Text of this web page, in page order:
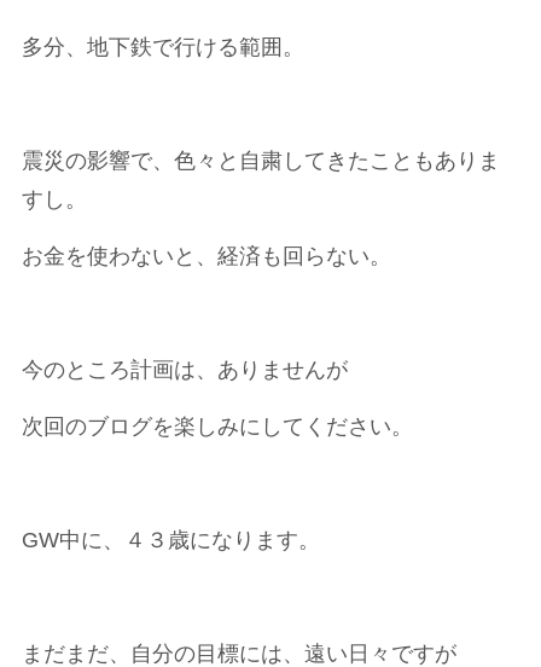
多分、地下鉄で行ける範囲。
震災の影響で、色々と自粛してきたこともありま
すし。
お金を使わないと、経済も回らない。
今のところ計画は、ありませんが
次回のブログを楽しみにしてください。
GW中に、４３歳になります。
まだまだ、自分の目標には、遠い日々ですが